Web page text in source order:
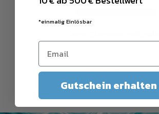
BLEIB GSCHMEIDIG
DIFI POOL -
*einmalig Einlösbar
Gutschein